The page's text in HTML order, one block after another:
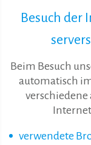
Besuch der
Beim Besuch
automatisch
verwendete